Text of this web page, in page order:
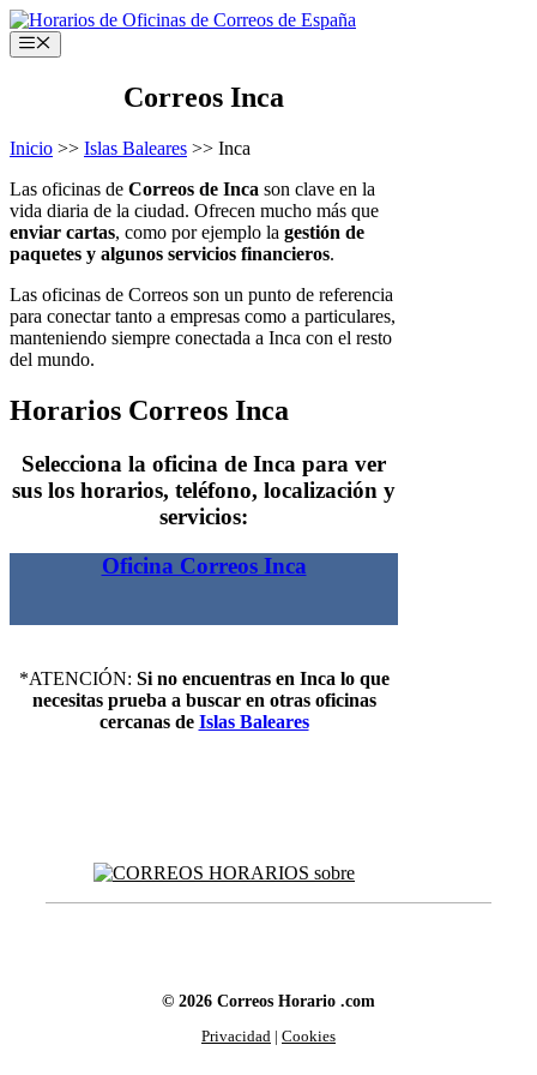
Saltar
al
contenido
Menú
Correos Inca
Inicio >> Islas Baleares >> Inca
Las oficinas de Correos de Inca son clave en la
vida diaria de la ciudad. Ofrecen mucho más que
enviar cartas, como por ejemplo la gestión de
paquetes y algunos servicios financieros.
Las oficinas de Correos son un punto de referencia
para conectar tanto a empresas como a particulares,
manteniendo siempre conectada a Inca con el resto
del mundo.
Horarios Correos Inca
Selecciona la oficina de Inca para ver
sus los horarios, teléfono, localización y
servicios:
Oficina Correos Inca
*ATENCIÓN: Si no encuentras en Inca lo que
necesitas prueba a buscar en otras oficinas
cercanas de Islas Baleares
© 2026 Correos Horario .com
Privacidad | Cookies